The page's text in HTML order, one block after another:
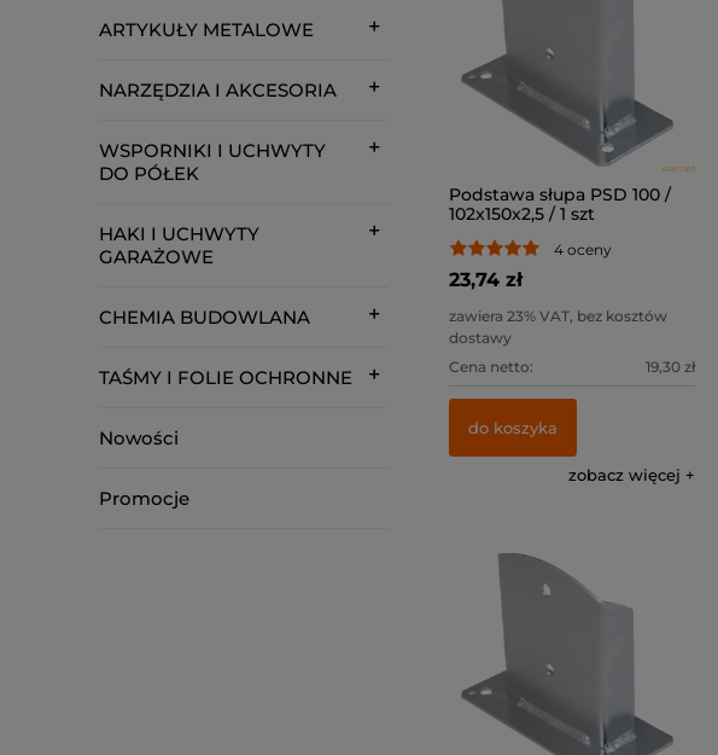
ARTYKUŁY METALOWE
NARZĘDZIA I AKCESORIA
WSPORNIKI I UCHWYTY
DO PÓŁEK
HAKI I UCHWYTY
GARAŻOWE
CHEMIA BUDOWLANA
TAŚMY I FOLIE OCHRONNE
Nowości
Promocje
Podstawa słupa PSD 100 /
102x150x2,5 / 1 szt
4 oceny
23,74 zł
zawiera 23% VAT, bez kosztów
dostawy
Cena netto:
19,30 zł
do koszyka
zobacz więcej